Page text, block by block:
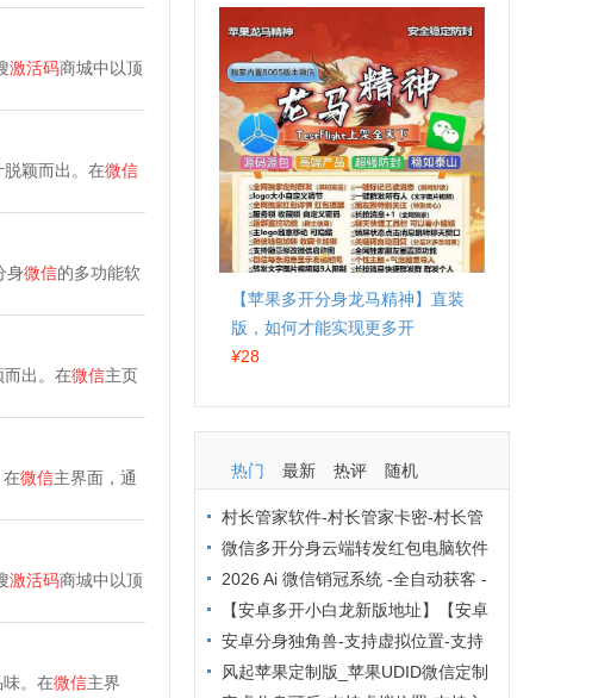
激活码商城中以顶
颖而出。在微信
身微信的多功能软
出。在微信主页
微信主界面，通
激活码商城中以顶
。在微信主界
【苹果多开分身龙马精神】直装
版，如何才能实现更多开
¥28
热门 最新 热评 随机
村长管家软件-村长管家卡密-村长管
家下载-村长管家群发工具激活码
微信多开分身云端转发红包电脑软件
防封技巧大全：这 6 招让你远离封号烦
恼
2026 Ai 微信销冠系统 -全自动获客 -
企业微信营销降本增效方案
【安卓多开小白龙新版地址】【安卓
猪猪分身定制版激活码授权】
安卓分身独角兽-支持虚拟位置-支持
主题更换
风起苹果定制版_苹果UDID微信定制